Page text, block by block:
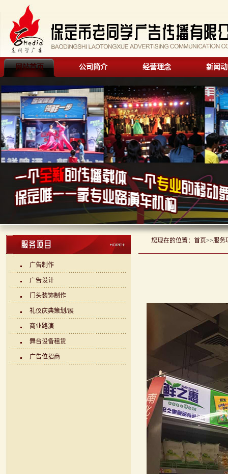
网站首页 公司简介 经营理念 新闻
广告制作
广告设计
门头装饰制作
礼仪庆典策划/展
商业路演
舞台设备租赁
广告位招商
您现在的位置： 首页>>服务